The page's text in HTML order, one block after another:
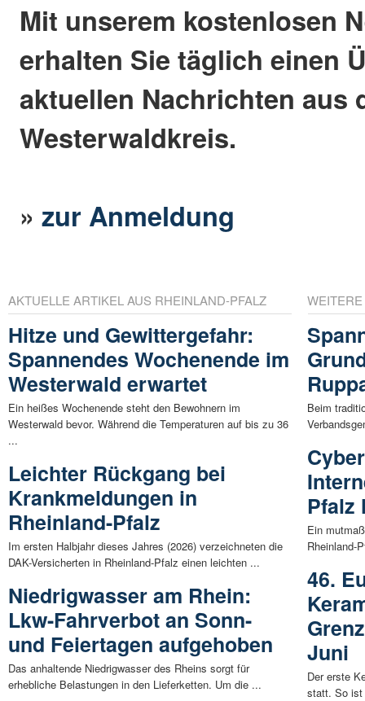
Mit unserem kostenlosen
erhalten Sie täglich einen
aktuellen Nachrichten aus
Westerwaldkreis.
»zur Anmeldung
AKTUELLE ARTIKEL AUS RHEINLAND-PFALZ
Hitze und Gewittergefahr:
Spannendes Wochenende im
Westerwald erwartet
Ein heißes Wochenende steht den Bewohnern im
Westerwald bevor. Während die Temperaturen auf bis zu 36
...
Leichter Rückgang bei
Krankmeldungen in
Rheinland-Pfalz
Im ersten Halbjahr dieses Jahres (2026) verzeichneten die
DAK-Versicherten in Rheinland-Pfalz einen leichten ...
Niedrigwasser am Rhein:
Lkw-Fahrverbot an Sonn-
und Feiertagen aufgehoben
Das anhaltende Niedrigwasser des Rheins sorgt für
erhebliche Belastungen in den Lieferketten. Um die ...
Beim
Pfalz
Ein
Rheinland-
46.
Juni
Der erste
statt. So ist